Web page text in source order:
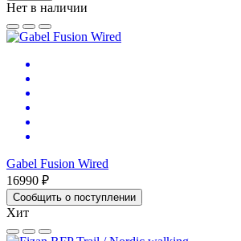
Нет в наличии
Gabel Fusion Wired
16990 ₽
Сообщить о поступлении
Хит